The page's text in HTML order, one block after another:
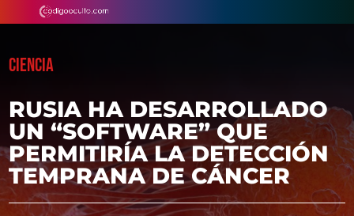
CIENCIA
RUSIA HA DESARROLLADO
UN “SOFTWARE” QUE
PERMITIRÍA LA DETECCIÓN
TEMPRANA DE CÁNCER